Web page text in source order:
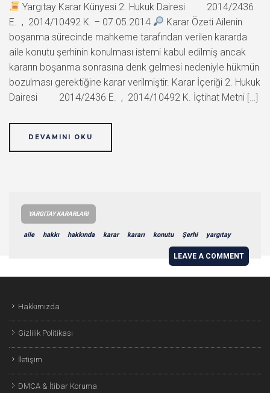
Yargıtay Karar Künyesi 2. Hukuk Dairesi 2014/2436
E. , 2014/10492 K. – 07.05.2014
Karar Özeti Ailenin
boşanma sürecinde mahkeme tarafından verilen kararda
aile konutu şerhinin konulması istemi kabul edilmiş ancak
kararın boşanma sonrasına denk gelmesi nedeniyle hükmün
bozulması gerektiğine karar verilmiştir. Karar İçeriği 2. Hukuk
Dairesi 2014/2436 E. , 2014/10492 K. İçtihat Metni […]
DEVAMINI OKU
YARGITAY KARARLARI
aile hakkı hakkında karar kararı konutu Şerhi yargıtay
LEAVE A COMMENT
Hakkımızda
Gizlilik Politikası
İletişim
DMCA & İtibar Koruma